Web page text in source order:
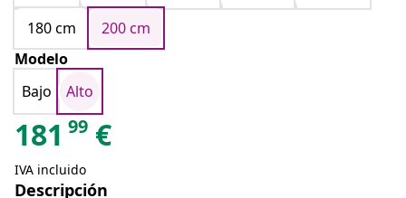
180 cm
200 cm
Modelo
Bajo
Alto
181 99 €
IVA incluido
Descripción